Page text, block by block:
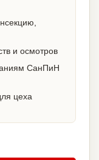
и осмотров
СанПиН
цеха